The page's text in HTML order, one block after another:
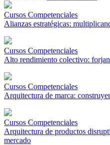
Cursos Competenciales
Alianzas estratégicas:
Cursos Competenciales
Alto rendimiento colectivo:
Cursos Competenciales
Arquitectura de marca:
Cursos Competenciales
Arquitectura de productos
mercado